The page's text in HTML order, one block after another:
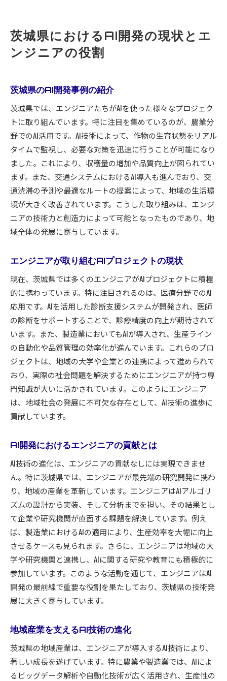
茨城県におけるAI開発の現状とエ
ンジニアの役割
茨城県のAI開発事例の紹介
茨城県では、エンジニアたちがAIを使った様々なプロジェク
トに取り組んでいます。特に注目を集めているのが、農業分
野でのAI活用です。AI技術によって、作物の生育状態をリアル
タイムで監視し、必要な対策を迅速に行うことが可能になり
ました。これにより、収穫量の増加や品質向上が図られてい
ます。また、交通システムにおけるAI導入も進んでおり、交
通渋滞の予測や最適なルートの提案によって、地域の生活環
境が大きく改善されています。こうした取り組みは、エンジ
ニアの技術力と創造力によって可能となったものであり、地
域全体の発展に寄与しています。
エンジニアが取り組むAIプロジェクトの現状
現在、茨城県では多くのエンジニアがAIプロジェクトに積極
的に携わっています。特に注目されるのは、医療分野でのAI
応用です。AIを活用した診断支援システムが開発され、医師
の診断をサポートすることで、診療精度の向上が期待されて
います。また、製造業においてもAIが導入され、生産ライン
の自動化や品質管理の効率化が進んでいます。これらのプロ
ジェクトは、地域の大学や企業との連携によって進められて
おり、実際の社会問題を解決するためにエンジニアが持つ専
門知識が大いに活かされています。このようにエンジニア
は、地域社会の発展に不可欠な存在として、AI技術の進歩に
貢献しています。
AI開発におけるエンジニアの貢献とは
AI技術の進化は、エンジニアの貢献なしには実現できませ
ん。特に茨城県では、エンジニアが最先端の研究開発に携わ
り、地域の産業を革新しています。エンジニアはAIアルゴリ
ズムの設計から実装、そして分析までを担い、その結果とし
て企業や研究機関が直面する課題を解決しています。例え
ば、製造業におけるAIの適用により、生産効率を大幅に向上
させるケースも見られます。さらに、エンジニアは地域の大
学や研究機関と連携し、AIに関する研究や教育にも積極的に
参加しています。このような活動を通じて、エンジニアはAI
開発の最前線で重要な役割を果たしており、茨城県の技術発
展に大きく寄与しています。
地域産業を支えるAI技術の進化
茨城県の地域産業は、エンジニアが導入するAI技術により、
著しい成長を遂げています。特に農業や製造業では、AIによ
るビッグデータ解析や自動化技術が広く活用され、生産性の